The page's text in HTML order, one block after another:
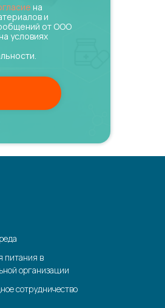
на
и
от ООО
условиях
питания в
организации
сотрудничество